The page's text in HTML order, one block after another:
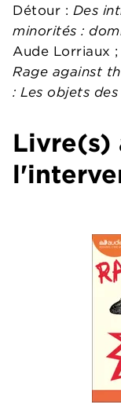
Détour : Des
minorités :
Aude Lorriaux
Rage against
: Les objets
Livre(s)